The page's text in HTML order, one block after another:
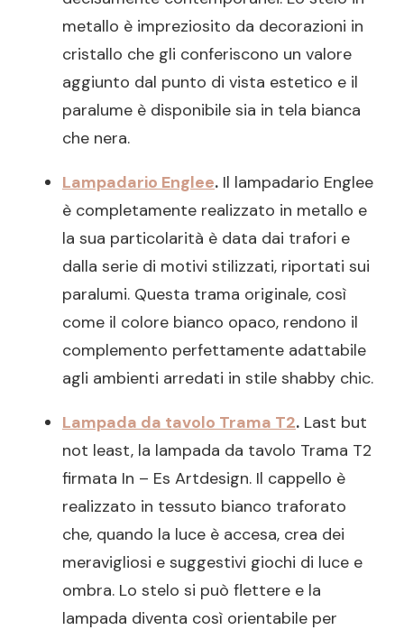
metallo è impreziosito da decorazioni in
cristallo che gli conferiscono un valore
aggiunto dal punto di vista estetico e il
paralume è disponibile sia in tela bianca
che nera.
Lampadario Englee. Il lampadario Englee
è completamente realizzato in metallo e
la sua particolarità è data dai trafori e
dalla serie di motivi stilizzati, riportati sui
paralumi. Questa trama originale, così
come il colore bianco opaco, rendono il
complemento perfettamente adattabile
agli ambienti arredati in stile shabby chic.
Lampada da tavolo Trama T2. Last but
not least, la lampada da tavolo Trama T2
firmata In – Es Artdesign. Il cappello è
realizzato in tessuto bianco traforato
che, quando la luce è accesa, crea dei
meravigliosi e suggestivi giochi di luce e
ombra. Lo stelo si può flettere e la
lampada diventa così orientabile per